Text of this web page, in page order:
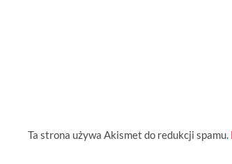
Ta strona używa Akismet do redukcji spamu.